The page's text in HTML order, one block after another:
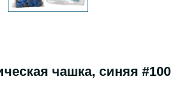
чашка, синяя #100